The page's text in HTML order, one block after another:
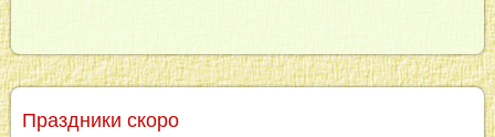
Праздники скоро